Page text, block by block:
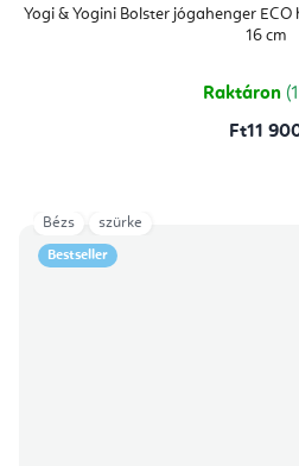
Yogi & Yogini Bolster jógahenger
16 cm
Raktáron
Ft11
Bestseller
Bézs szürke